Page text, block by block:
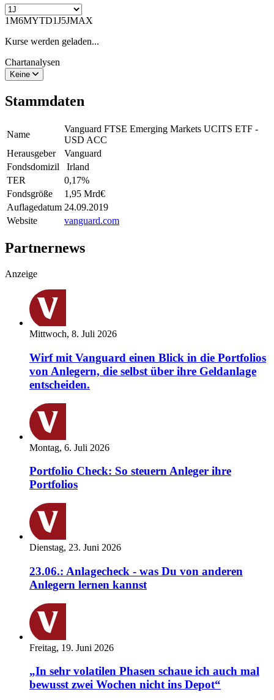
1M6MYTD1J5JMAX
Kurse werden geladen...
Chartanalysen
Keine
Stammdaten
Name
Vanguard FTSE Emerging Markets UCITS ETF -
USD ACC
Herausgeber
Vanguard
Fondsdomizil
Irland
TER
0,17%
Fondsgröße
1,95 Mrd€
Auflagedatum 24.09.2019
Website
vanguard.com
Partnernews
Anzeige
Mittwoch, 8. Juli 2026
Wirf mit Vanguard einen Blick in die Portfolios
von Anlegern, die selbst über ihre Geldanlage
entscheiden.
Montag, 6. Juli 2026
Portfolio Check: So steuern Anleger ihre
Portfolios
Dienstag, 23. Juni 2026
23.06.: Anlagecheck - was Du von anderen
Anlegern lernen kannst
Freitag, 19. Juni 2026
„In sehr volatilen Phasen schaue ich auch mal
bewusst zwei Wochen nicht ins Depot“